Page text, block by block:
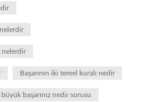
nelerdir
Başarının iki temel kuralı nedir
büyük başarınız nedir sorusu